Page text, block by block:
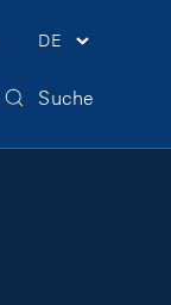
DE
Suche